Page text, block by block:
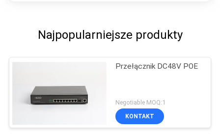
Najpopularniejsze produkty
Przełącznik DC48V POE
Negotiable MOQ:1
KONTAKT